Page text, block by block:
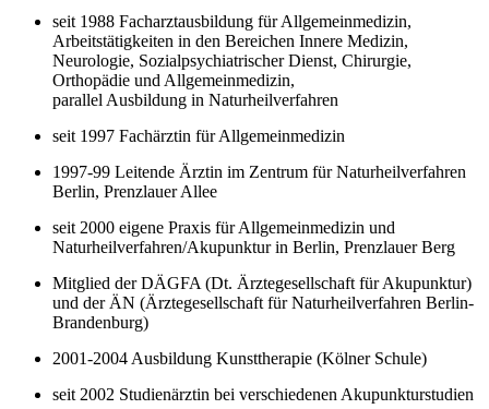
seit 1988 Facharztausbildung für Allgemeinmedizin,
Arbeitstätigkeiten in den Bereichen Innere Medizin,
Neurologie, Sozialpsychiatrischer Dienst, Chirurgie,
Orthopädie und Allgemeinmedizin,
parallel Ausbildung in Naturheilverfahren
seit 1997 Fachärztin für Allgemeinmedizin
1997-99 Leitende Ärztin im Zentrum für Naturheilverfahren
Berlin, Prenzlauer Allee
seit 2000 eigene Praxis für Allgemeinmedizin und
Naturheilverfahren/Akupunktur in Berlin, Prenzlauer Berg
Mitglied der DÄGFA (Dt. Ärztegesellschaft für Akupunktur)
und der ÄN (Ärztegesellschaft für Naturheilverfahren Berlin-
Brandenburg)
2001-2004 Ausbildung Kunsttherapie (Kölner Schule)
seit 2002 Studienärztin bei verschiedenen Akupunkturstudien